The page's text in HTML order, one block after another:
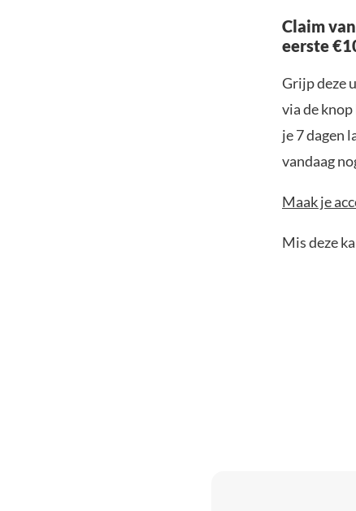
Claim
eerste
Grijp deze
via de
je 7 dagen
vandaag
Maak je
Mis deze